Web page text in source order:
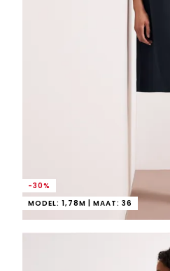
-30%
MODEL: 1,78M | MAAT: 36